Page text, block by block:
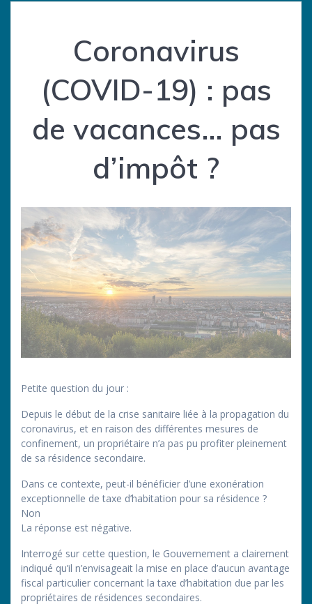
Coronavirus
(COVID-19) : pas
de vacances… pas
d’impôt ?
Petite question du jour :
Depuis le début de la crise sanitaire liée à la propagation du
coronavirus, et en raison des différentes mesures de
confinement, un propriétaire n’a pas pu profiter pleinement
de sa résidence secondaire.
Dans ce contexte, peut-il bénéficier d’une exonération
exceptionnelle de taxe d’habitation pour sa résidence ?
Non
La réponse est négative.
Interrogé sur cette question, le Gouvernement a clairement
indiqué qu’il n’envisageait la mise en place d’aucun avantage
fiscal particulier concernant la taxe d’habitation due par les
propriétaires de résidences secondaires.